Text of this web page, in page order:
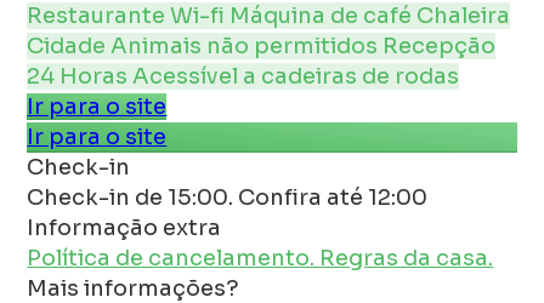
RestauranteWi-fi Máquina de café Chaleira
CidadeAnimais não permitidos Recepção
24 HorasAcessível a cadeiras de rodas
Ir para o site
Ir para o site
Check-in
Check-in de 15:00. Confira até 12:00
Informação extra
Política de cancelamento. Regras da casa.
Mais informações?